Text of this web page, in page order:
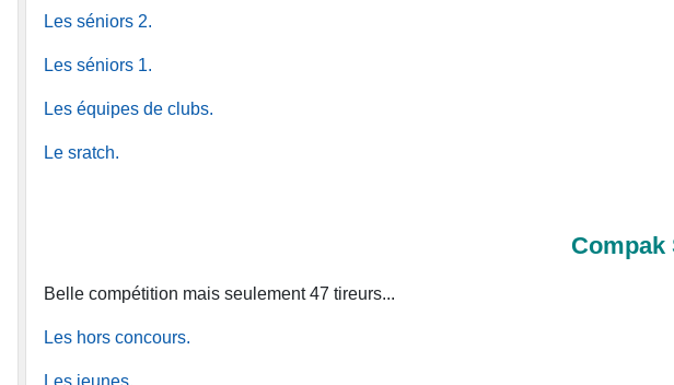
Les séniors 2.
Les séniors 1.
Les équipes de clubs.
Le sratch.
Compak
Belle compétition mais seulement 47 tireurs...
Les hors concours.
Les jeunes.